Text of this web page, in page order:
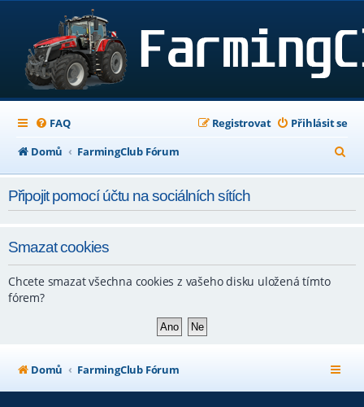
FAQ Přihlásit se
Registrovat
Domů
FarmingClub Fórum
l
t
Připojit pomocí účtu na sociálních sítích
Smazat cookies
Chcete smazat všechna cookies z vašeho disku uložená tímto
fórem?
Domů FarmingClub Fórum